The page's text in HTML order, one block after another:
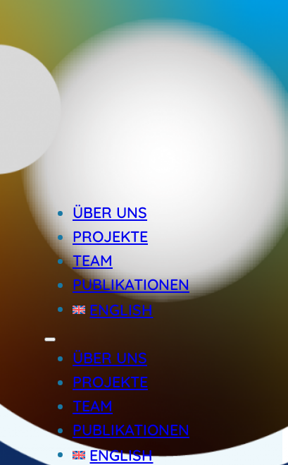
ÜBER UNS
PROJEKTE
TEAM
PUBLIKATIONEN
ENGLISH
ÜBER UNS
PROJEKTE
TEAM
PUBLIKATIONEN
ENGLISH